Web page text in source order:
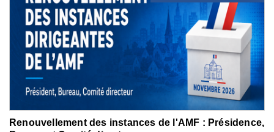
Renouvellement des instances de l'AMF : Présidence,